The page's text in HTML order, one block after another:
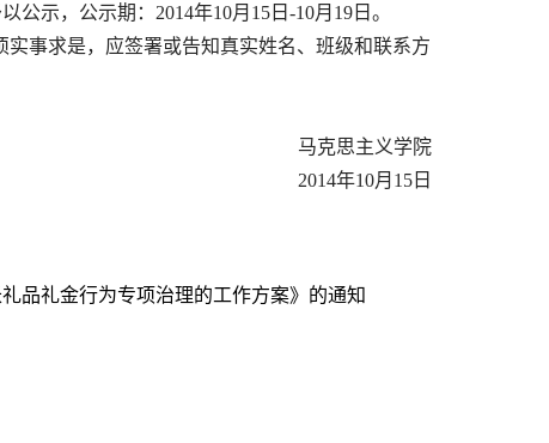
示，公示期：2014年10月15日-10月19日。
事求是，应签署或告知真实姓名、班级和联系方
马克思主义学院
2014年10月15日
品礼金行为专项治理的工作方案》的通知